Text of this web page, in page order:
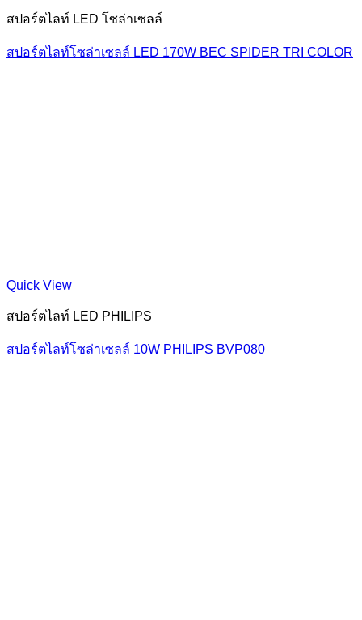
สปอร์ตไลท์ LED โซล่าเซลล์
สปอร์ตไลท์โซล่าเซลล์ LED 170W BEC SPIDER TRI COLOR
Quick View
สปอร์ตไลท์ LED PHILIPS
สปอร์ตไลท์โซล่าเซลล์ 10W PHILIPS BVP080